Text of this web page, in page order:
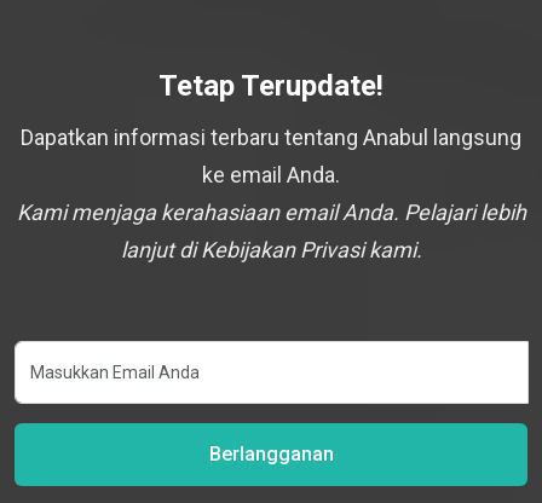
Tetap Terupdate!
Dapatkan informasi terbaru tentang Anabul langsung
ke email Anda.
Kami menjaga kerahasiaan email Anda. Pelajari lebih
lanjut di Kebijakan Privasi kami.
Berlangganan